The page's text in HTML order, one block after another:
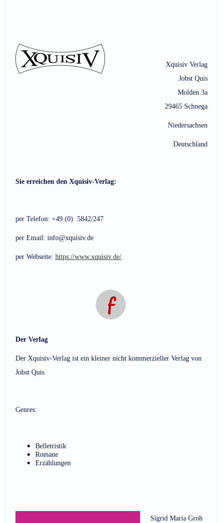
Xquisiv Verlag
Jobst Quis
Molden 3a
29465 Schnega
Niedersachsen
Deutschland
Sie erreichen den Xquisiv-Verlag:
per Telefon: +49 (0) 5842/247
per Email: info@xquisiv.de
per Webseite: https://www.xquisiv.de/
Der Verlag
Der Xquisiv-Verlag ist ein kleiner nicht kommerzieller Verlag von
Jobst Quis
Genres:
Belletristik
Romane
Erzählungen
Sigrid Maria Groh